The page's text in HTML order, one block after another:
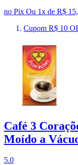
no Pix Ou 1x de R$
Cupom R$ 10
Café 3
Moído a
5.0